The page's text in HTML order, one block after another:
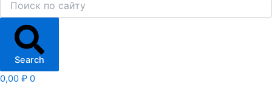
Search
0,00 ₽ 0